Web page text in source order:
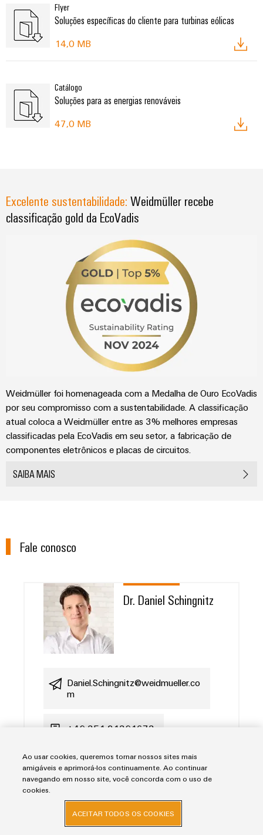
Flyer
Soluções específicas do cliente para turbinas eólicas
14,0 MB
Catálogo
Soluções para as energias renováveis
47,0 MB
Excelente sustentabilidade: Weidmüller recebe
classificação gold da EcoVadis
Weidmüller foi homenageada com a Medalha de Ouro EcoVadis
por seu compromisso com a sustentabilidade. A classificação
atual coloca a Weidmüller entre as 3% melhores empresas
classificadas pela EcoVadis em seu setor, a fabricação de
componentes eletrônicos e placas de circuitos.
SAIBA MAIS
Fale conosco
Dr. Daniel Schingnitz
Daniel.Schingnitz@weidmueller.co
m
+49 351 21391673
Forma de tratamento
Ao usar cookies, queremos tornar nossos sites mais
amigáveis e aprimorá-los continuamente. Ao continuar
navegando em nosso site, você concorda com o uso de
cookies.
ACEITAR TODOS OS COOKIES